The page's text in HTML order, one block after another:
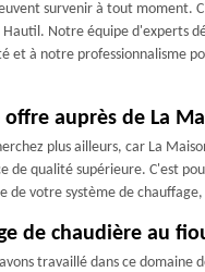
survenir à tout moment.
Notre équipe d'experts
à notre professionnalisme
auprès de La
plus ailleurs, car La
qualité supérieure. C'est
de votre système de
de chaudière au
travaillé dans ce